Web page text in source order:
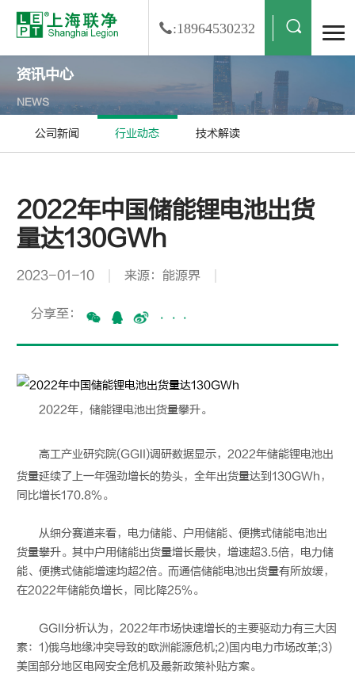
:18964530232
资讯中心
NEWS
公司新闻 行业动态 技术解读
2022年中国储能锂电池出货
量达130GWh
2023-01-10 来源：能源界
分享至： ···
2022年，储能锂电池出货量攀升。
高工产业研究院(GGII)调研数据显示，2022年储能锂电池出
货量延续了上一年强劲增长的势头，全年出货量达到130GWh，
同比增长170.8%。
从细分赛道来看，电力储能、户用储能、便携式储能电池出
货量攀升。其中户用储能出货量增长最快，增速超3.5倍，电力储
能、便携式储能增速均超2倍。而通信储能电池出货量有所放缓，
在2022年储能负增长，同比降25%。
GGII分析认为，2022年市场快速增长的主要驱动力有三大因
素：1)俄乌地缘冲突导致的欧洲能源危机;2)国内电力市场改革;3)
美国部分地区电网安全危机及最新政策补贴方案。